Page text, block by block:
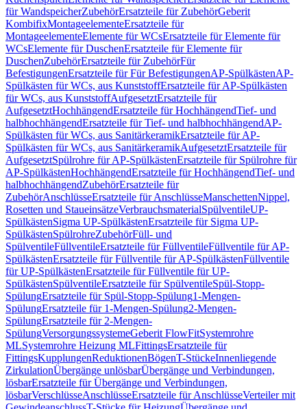
für WandspeicherZubehörErsatzteile für ZubehörGeberit
KombifixMontageelementeErsatzteile für
MontageelementeElemente für WCsErsatzteile für Elemente für
WCsElemente für DuschenErsatzteile für Elemente für
DuschenZubehörErsatzteile für ZubehörFür
BefestigungenErsatzteile für Für BefestigungenAP-SpülkästenAP-
Spülkästen für WCs, aus KunststoffErsatzteile für AP-Spülkästen
für WCs, aus KunststoffAufgesetztErsatzteile für
AufgesetztHochhängendErsatzteile für HochhängendTief- und
halbhochhängendErsatzteile für Tief- und halbhochhängendAP-
Spülkästen für WCs, aus SanitärkeramikErsatzteile für AP-
Spülkästen für WCs, aus SanitärkeramikAufgesetztErsatzteile für
AufgesetztSpülrohre für AP-SpülkästenErsatzteile für Spülrohre für
AP-SpülkästenHochhängendErsatzteile für HochhängendTief- und
halbhochhängendZubehörErsatzteile für
ZubehörAnschlüsseErsatzteile für AnschlüsseManschettenNippel,
Rosetten und StaueinsätzeVerbrauchsmaterialSpülventileUP-
SpülkästenSigma UP-SpülkästenErsatzteile für Sigma UP-
SpülkästenSpülrohreZubehörFüll- und
SpülventileFüllventileErsatzteile für FüllventileFüllventile für AP-
SpülkästenErsatzteile für Füllventile für AP-SpülkästenFüllventile
für UP-SpülkästenErsatzteile für Füllventile für UP-
SpülkästenSpülventileErsatzteile für SpülventileSpül-Stopp-
SpülungErsatzteile für Spül-Stopp-Spülung1-Mengen-
SpülungErsatzteile für 1-Mengen-Spülung2-Mengen-
SpülungErsatzteile für 2-Mengen-
SpülungVersorgungssystemeGeberit FlowFitSystemrohre
MLSystemrohre Heizung MLFittingsErsatzteile für
FittingsKupplungenReduktionenBögenT-StückeInnenliegende
ZirkulationÜbergänge unlösbarÜbergänge und Verbindungen,
lösbarErsatzteile für Übergänge und Verbindungen,
lösbarVerschlüsseAnschlüsseErsatzteile für AnschlüsseVerteiler mit